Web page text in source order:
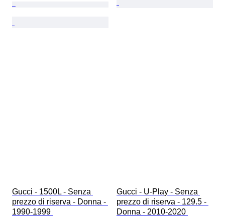
Gucci - 1500L - Senza
prezzo di riserva - Donna -
1990-1999
Gucci - U-Play - Senza
prezzo di riserva - 129.5 -
Donna - 2010-2020